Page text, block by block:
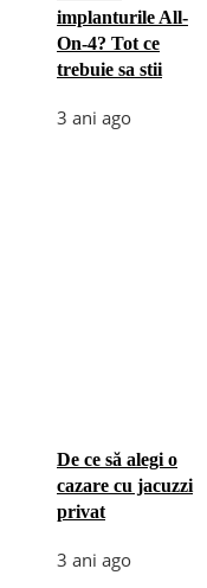
implanturile All-
On-4? Tot ce
trebuie sa stii
3 ani ago
De ce să alegi o
cazare cu jacuzzi
privat
3 ani ago